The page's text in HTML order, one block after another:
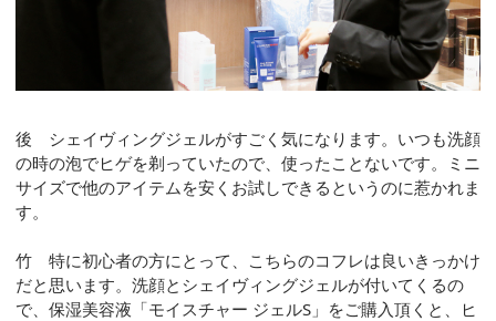
後 シェイヴィングジェルがすごく気になります。いつも洗顔
の時の泡でヒゲを剃っていたので、使ったことないです。ミニ
サイズで他のアイテムを安くお試しできるというのに惹かれま
す。
竹 特に初心者の方にとって、こちらのコフレは良いきっかけ
だと思います。洗顔とシェイヴィングジェルが付いてくるの
で、保湿美容液「モイスチャー ジェルS」をご購入頂くと、ヒ